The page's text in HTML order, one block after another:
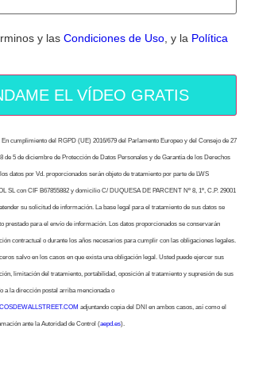
y las Condiciones de Uso, y la Política
EL VÍDEO GRATIS
cumplimiento del RGPD (UE) 2016/679 del Parlamento Europeo y del Consejo de 27
de 5 de diciembre de Protección de Datos Personales y de Garantía de los Derechos
datos por Vd. proporcionados serán objeto de tratamiento por parte de LWS
SL con CIF B67855882 y domicilio C/ DUQUESA DE PARCENT Nº 8, 1º, C.P. 29001
su solicitud de información. La base legal para el tratamiento de sus datos se
prestado para el envío de información. Los datos proporcionados se conservarán
contractual o durante los años necesarios para cumplir con las obligaciones legales.
salvo en los casos en que exista una obligación legal. Usted puede ejercer sus
limitación del tratamiento, portabilidad, oposición al tratamiento y supresión de sus
a la dirección postal arriba mencionada o
adjuntando copia del DNI en ambos casos, así como el
ante la Autoridad de Control (aepd.es).